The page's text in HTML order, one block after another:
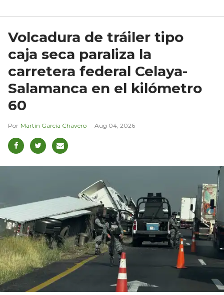
Volcadura de tráiler tipo
caja seca paraliza la
carretera federal Celaya-
Salamanca en el kilómetro
60
Martín García Chavero Aug 04, 2026